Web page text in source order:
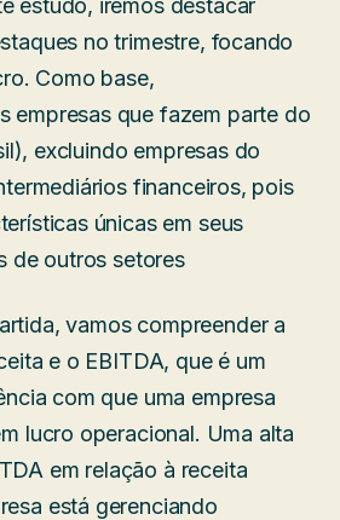
no trimestre, focando
Como base,
empresas que fazem parte do
excluindo empresas do
financeiros, pois
únicas em seus
de outros setores
vamos compreender a
e o EBITDA, que é um
com que uma empresa
lucro operacional. Uma alta
em relação à receita
está gerenciando